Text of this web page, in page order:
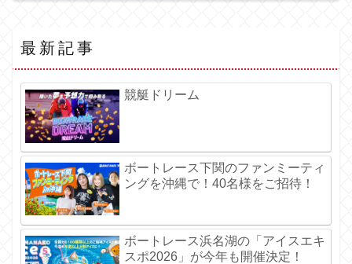
最新記事
競艇ドリーム
ボートレース下関のファンミーティ
ングを沖縄で！40名様をご招待！
ボートレース浜名湖の「アイスエキ
スポ2026」が今年も開催決定！